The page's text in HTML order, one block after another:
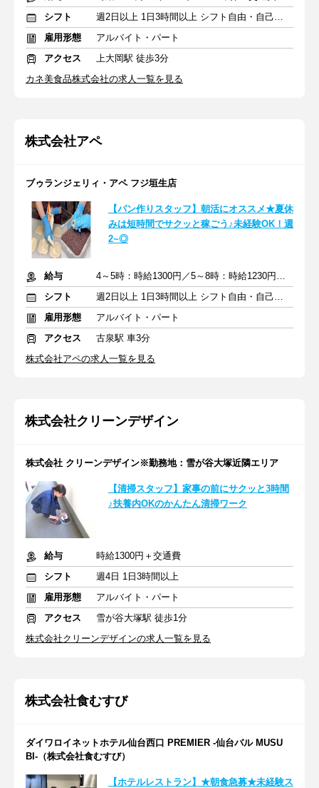
シフト
週2日以上 1日3時間以上 シフト自由・自己申告
雇用形態
アルバイト・パート
アクセス
上大岡駅 徒歩3分
カネ美食品株式会社の求人一覧を見る
株式会社アペ
ブゥランジェリィ・アペ フジ垣生店
【パン作りスタッフ】朝活にオススメ★夏休
みは短時間でサクッと稼ごう♪未経験OK！週
2~◎
給与
4～5時：時給1300円／5～8時：時給1230円 ※深夜・早朝手当含む
シフト
週2日以上 1日3時間以上 シフト自由・自己申告
雇用形態
アルバイト・パート
アクセス
古泉駅 車3分
株式会社アペの求人一覧を見る
株式会社クリーンデザイン
株式会社 クリーンデザイン※勤務地：雪が谷大塚近隣エリア
【清掃スタッフ】家事の前にサクッと3時間
♪扶養内OKのかんたん清掃ワーク
給与
時給1300円＋交通費
シフト
週4日 1日3時間以上
雇用形態
アルバイト・パート
アクセス
雪が谷大塚駅 徒歩1分
株式会社クリーンデザインの求人一覧を見る
株式会社食むすび
ダイワロイネットホテル仙台西口 PREMIER -仙台バル MUSU
BI-（株式会社食むすび）
【ホテルレストラン】★朝食急募★未経験ス